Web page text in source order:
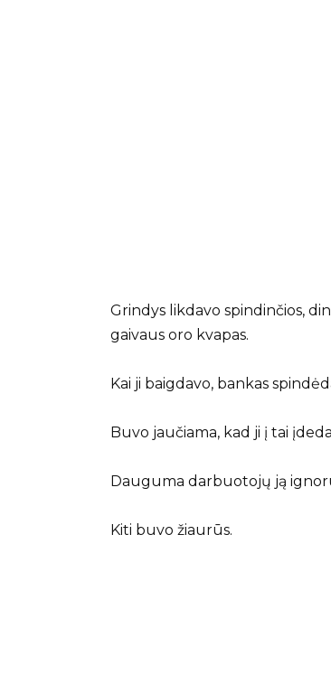
Grindys likdavo spindinčios,
gaivaus oro kvapas.
Kai ji baigdavo, bankas
Buvo jaučiama, kad ji į tai
Dauguma darbuotojų ją
Kiti buvo žiaurūs.